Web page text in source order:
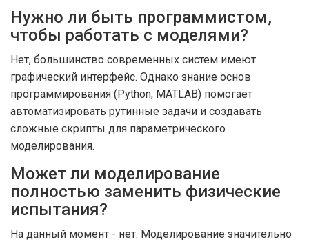
Нужно ли быть программистом,
чтобы работать с моделями?
Нет, большинство современных систем имеют
графический интерфейс. Однако знание основ
программирования (Python, MATLAB) помогает
автоматизировать рутинные задачи и создавать
сложные скрипты для параметрического
моделирования.
Может ли моделирование
полностью заменить физические
испытания?
На данный момент - нет. Моделирование значительно